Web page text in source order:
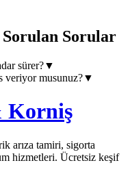
Sorulan Sorular
sürer?▼
veriyor musunuz?▼
Korniş
arıza tamiri, sigorta
hizmetleri. Ücretsiz keşif